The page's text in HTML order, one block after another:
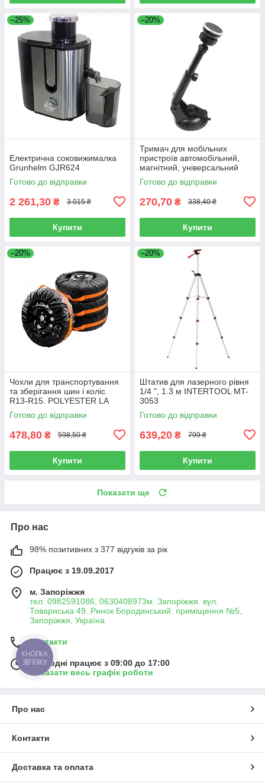
–25%
Електрична соковижималка
Grunhelm GJR624
Готово до відправки
2 261,30 ₴ 3 015 ₴
Купити
–20%
Тримач для мобільних
пристроїв автомобільний,
магнітний, універсальний
LAVITA LA HU0363
Готово до відправки
270,70 ₴ 338,40 ₴
Купити
–20%
Чохли для транспортування
та зберігання шин і коліс.
R13-R15. POLYESTER LA
140105M
Готово до відправки
478,80 ₴ 598,50 ₴
Купити
–20%
Штатив для лазерного рівня
1/4 ", 1.3 м INTERTOOL MT-
3053
Готово до відправки
639,20 ₴ 799 ₴
Купити
Показати ще
Про нас
98% позитивних з 377 відгуків за рік
Працює з 19.09.2017
м. Запоріжжя
тел. 0982591086, 0630408973м. Запоріжжя. вул.
Товариська 49. Ринок Бородинський. приміщення №5,
Запоріжжя, Україна
Контакти
Сьогодні працює з 09:00 до 17:00
Показати весь графік роботи
Про нас
Контакти
Доставка та оплата
КНОПКА
ЗВ'ЯЗКУ